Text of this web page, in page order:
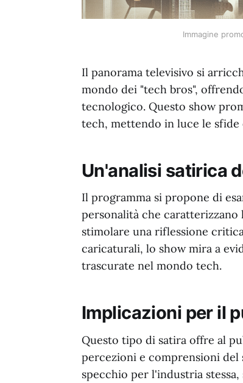
Immagine
Il panorama televisivo si
mondo dei "tech bros",
tecnologico. Questo show
tech, mettendo in luce le
Un'analisi satirica
Il programma si propone di
personalità che
stimolare una riflessione
caricaturali, lo show mira a
trascurate nel mondo tech.
Implicazioni per il
Questo tipo di satira offre al
percezioni e comprensioni
specchio per l'industria